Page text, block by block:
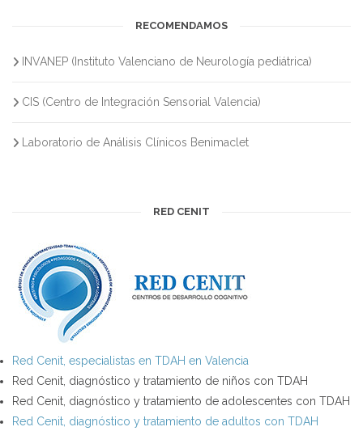
RECOMENDAMOS
INVANEP (Instituto Valenciano de Neurología pediátrica)
CIS (Centro de Integración Sensorial Valencia)
Laboratorio de Análisis Clínicos Benimaclet
RED CENIT
Red Cenit, especialistas en TDAH en Valencia
Red Cenit, diagnóstico y tratamiento de niños con TDAH
Red Cenit, diagnóstico y tratamiento de adolescentes con TDAH
Red Cenit, diagnóstico y tratamiento de adultos con TDAH